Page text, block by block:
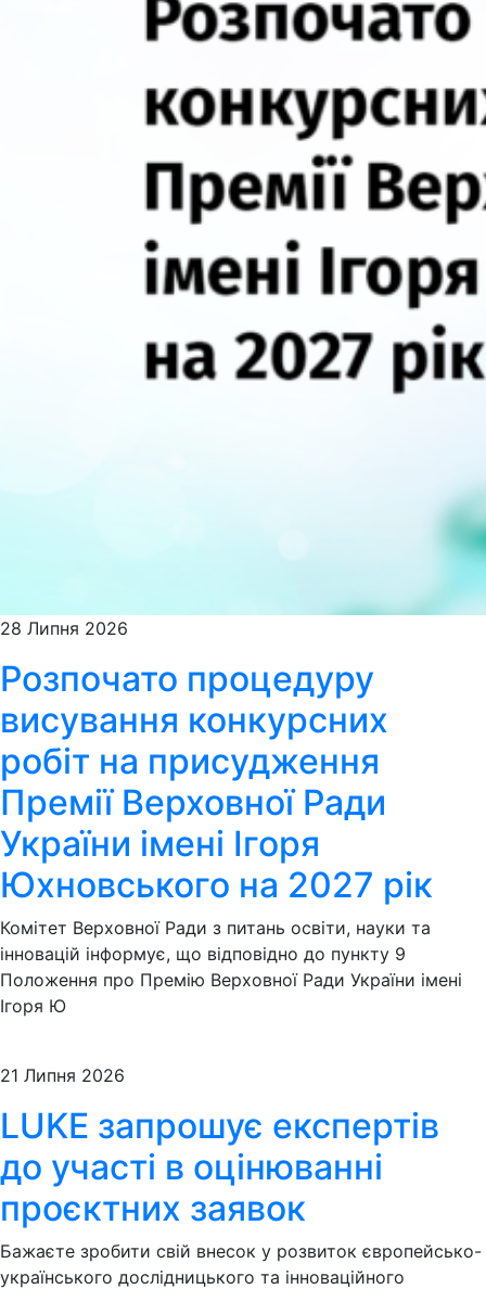
28 Липня 2026
Розпочато процедуру
висування конкурсних
робіт на присудження
Премії Верховної Ради
України імені Ігоря
Юхновського на 2027 рік
Комітет Верховної Ради з питань освіти, науки та
інновацій інформує, що відповідно до пункту 9
Положення про Премію Верховної Ради України імені
Ігоря Ю
21 Липня 2026
LUKE запрошує експертів
до участі в оцінюванні
проєктних заявок
Бажаєте зробити свій внесок у розвиток європейсько-
українського дослідницького та інноваційного